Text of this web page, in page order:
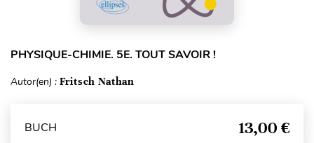
PHYSIQUE-CHIMIE. 5E. TOUT SAVOIR !
Autor(en) : Fritsch Nathan
BUCH 13,00 €